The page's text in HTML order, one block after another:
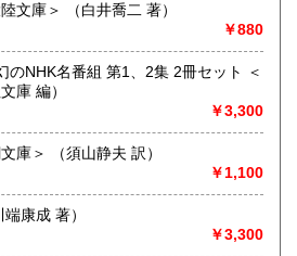
:毎日営業、冬季:天気次第)
取をしています。少数であれば店へ
が多い場合はまずは電話などで相談
ない本があります、メール・電話等
怪建築十二段返し ＜大陸文庫＞ （白井喬二 著）
￥880
のNHK名番組 第1、2集 2冊セット ＜
文社文庫 編）
￥3,300
オコナー短編集 ＜新潮文庫＞ （須山静夫 訳）
￥1,100
中公文庫＞ （川端康成 著）
￥3,300